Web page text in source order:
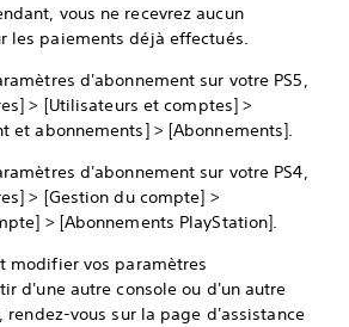
vous ne recevrez aucun
les paiements déjà effectués.
d'abonnement sur votre PS5,
> [Utilisateurs et comptes] >
et abonnements] > [Abonnements].
d'abonnement sur votre PS4,
> [Gestion du compte] >
> [Abonnements PlayStation].
modifier vos paramètres
d'une autre console ou d'un autre
rendez-vous sur la page d'assistance